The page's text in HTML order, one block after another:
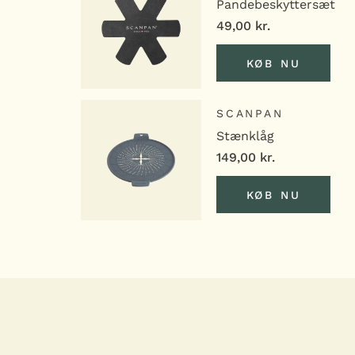
Pandebeskyttersæt
49,00 kr.
KØB NU
KØB NU
SCANPAN
Stænklåg
149,00 kr.
KØB NU